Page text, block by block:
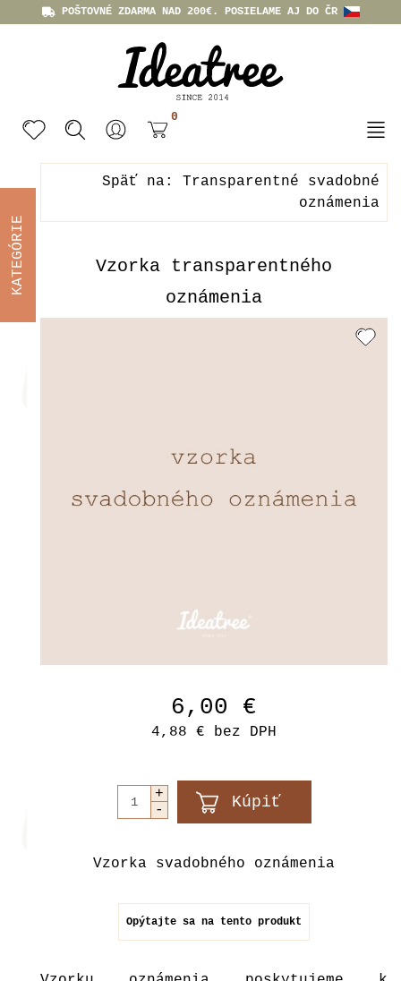
POŠTOVNÉ ZDARMA NAD 200€. POSIELAME AJ DO ČR
0
Späť na: Transparentné svadobné
oznámenia
Vzorka transparentného
oznámenia
6,00 €
4,88 € bez DPH
Vzorka svadobného oznámenia
Opýtajte sa na tento produkt
KATEGÓRIE